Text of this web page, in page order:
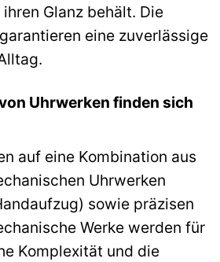
Glanz behält. Die
eine zuverlässige
Uhrwerken finden sich
auf eine Kombination aus
Uhrwerken
sowie präzisen
Werke werden für
Komplexität und die